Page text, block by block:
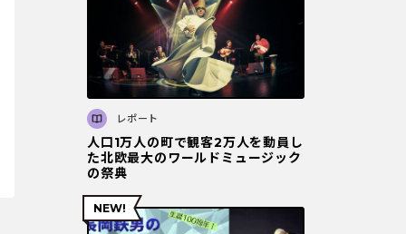
レポート
人口1万人の町で観客2万人を動員し
た北欧最大のワールドミュージック
の祭典